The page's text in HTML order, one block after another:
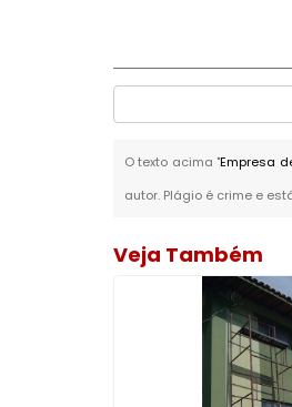
O texto acima "Empresa
autor. Plágio é crime e
Veja Também